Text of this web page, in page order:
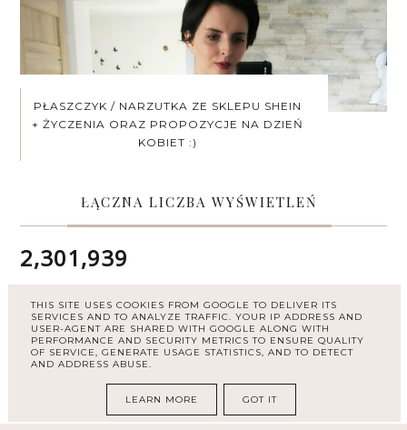
PŁASZCZYK / NARZUTKA ZE SKLEPU SHEIN
+ ŻYCZENIA ORAZ PROPOZYCJE NA DZIEŃ
KOBIET :)
ŁĄCZNA LICZBA WYŚWIETLEŃ
2,301,939
ARCHIWUM
THIS SITE USES COOKIES FROM GOOGLE TO DELIVER ITS
SERVICES AND TO ANALYZE TRAFFIC. YOUR IP ADDRESS AND
USER-AGENT ARE SHARED WITH GOOGLE ALONG WITH
PERFORMANCE AND SECURITY METRICS TO ENSURE QUALITY
OF SERVICE, GENERATE USAGE STATISTICS, AND TO DETECT
AND ADDRESS ABUSE.
LEARN MORE GOT IT